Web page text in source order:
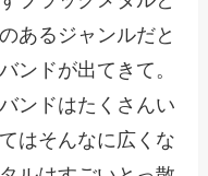
あるジャンルだと
ンドが出てきて。
ンドはたくさんい
はそんなに広くな